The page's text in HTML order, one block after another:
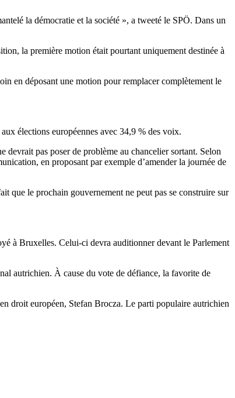
la démocratie et la société », a tweeté le SPÖ. Dans un
la première motion était pourtant uniquement destinée à
en déposant une motion pour remplacer complètement le
élections européennes avec 34,9 % des voix.
pas poser de problème au chancelier sortant. Selon
en proposant par exemple d’amender la journée de
que le prochain gouvernement ne peut pas se construire sur
à Bruxelles. Celui-ci devra auditionner devant le Parlement
autrichien. À cause du vote de défiance, la favorite de
droit européen, Stefan Brocza. Le parti populaire autrichien